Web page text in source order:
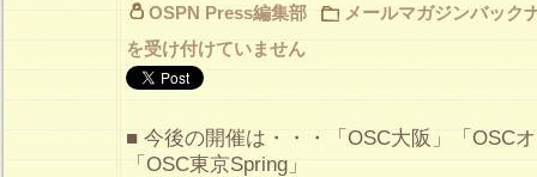
OSPN Press編集部
メールマガジンバック
を受け付けていません
■ 今後の開催は・・・「OSC大阪」「OSC
「OSC東京Spring」